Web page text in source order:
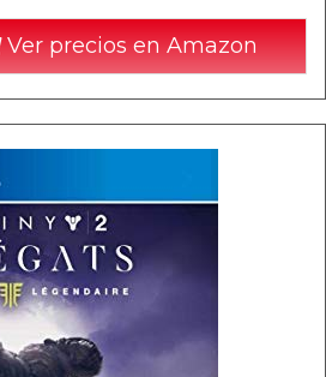
Ver precios en Amazon